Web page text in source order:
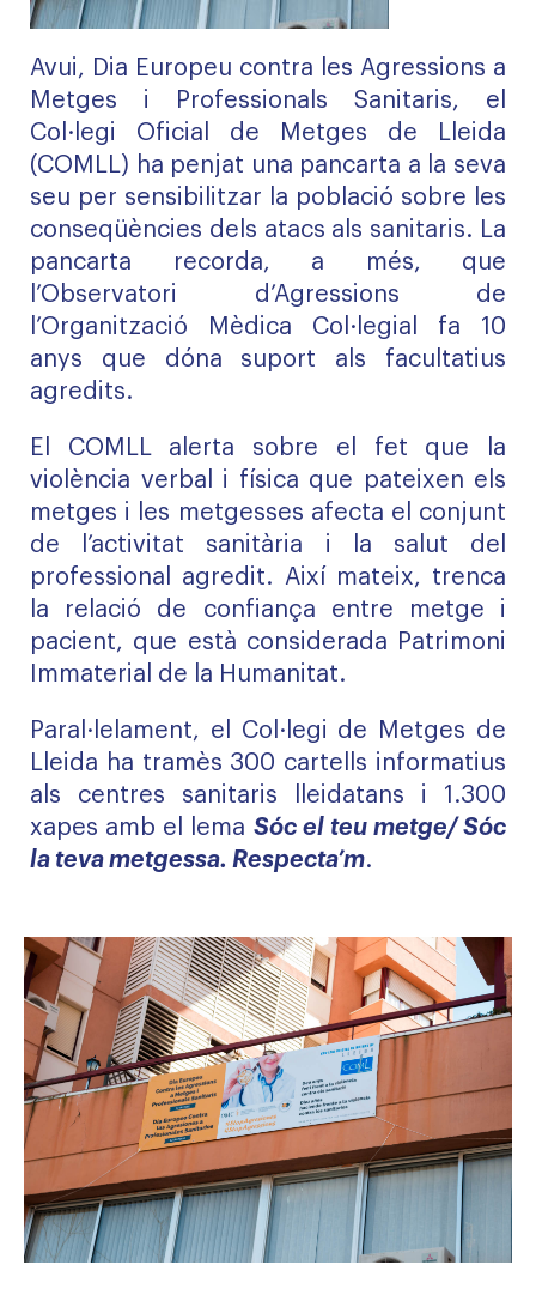
Avui, Dia Europeu contra les Agressions a
Metges i Professionals Sanitaris, el
Col·legi Oficial de Metges de Lleida
(COMLL) ha penjat una pancarta a la seva
seu per sensibilitzar la població sobre les
conseqüències dels atacs als sanitaris. La
pancarta recorda, a més, que
l’Observatori d’Agressions de
l’Organització Mèdica Col·legial fa 10
anys que dóna suport als facultatius
agredits.
El COMLL alerta sobre el fet que la
violència verbal i física que pateixen els
metges i les metgesses afecta el conjunt
de l’activitat sanitària i la salut del
professional agredit. Així mateix, trenca
la relació de confiança entre metge i
pacient, que està considerada Patrimoni
Immaterial de la Humanitat.
Paral·lelament, el Col·legi de Metges de
Lleida ha tramès 300 cartells informatius
als centres sanitaris lleidatans i 1.300
xapes amb el lema Sóc el teu metge/ Sóc
la teva metgessa. Respecta’m.